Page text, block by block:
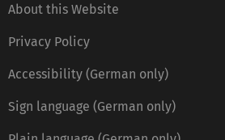
About this Website
Privacy Policy
Accessibility (German only)
Sign language (German only)